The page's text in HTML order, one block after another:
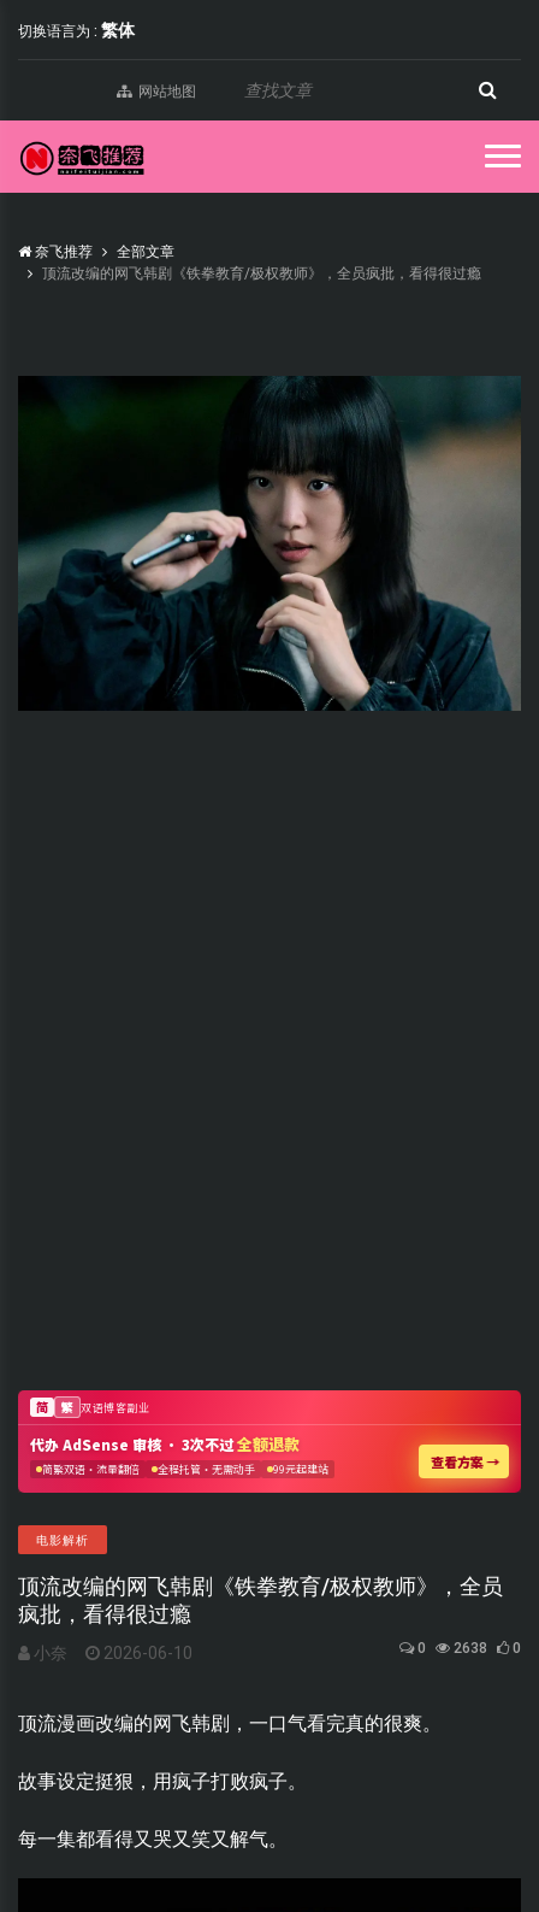
切换语言为 : 繁体
网站地图
奈飞推荐
全部文章
顶流改编的网飞韩剧《铁拳教育/极权教师》，全员疯批，看得很过瘾
电影解析
顶流改编的网飞韩剧《铁拳教育/极权教师》，全员
疯批，看得很过瘾
小奈 2026-06-10 0 2638 0
顶流漫画改编的网飞韩剧，一口气看完真的很爽。
故事设定挺狠，用疯子打败疯子。
每一集都看得又哭又笑又解气。